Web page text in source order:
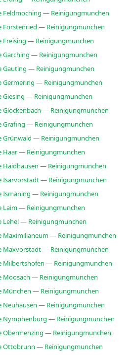
Feldmoching — Reinigungmunchen
Forstenried — Reinigungmunchen
Freising — Reinigungmunchen
Garching — Reinigungmunchen
Gauting — Reinigungmunchen
Germering — Reinigungmunchen
Giesing — Reinigungmunchen
Glockenbach — Reinigungmunchen
Grafing — Reinigungmunchen
Grünwald — Reinigungmunchen
Haar — Reinigungmunchen
Haidhausen — Reinigungmunchen
Isarvorstadt — Reinigungmunchen
Ismaning — Reinigungmunchen
Laim — Reinigungmunchen
Lehel — Reinigungmunchen
Maximilianeum — Reinigungmunchen
Maxvorstadt — Reinigungmunchen
Milbertshofen — Reinigungmunchen
Moosach — Reinigungmunchen
München — Reinigungmunchen
Neuhausen — Reinigungmunchen
Nymphenburg — Reinigungmunchen
Obermenzing — Reinigungmunchen
Ottobrunn — Reinigungmunchen